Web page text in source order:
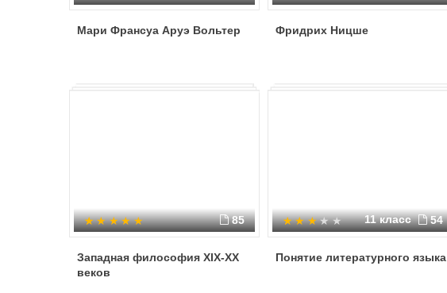
Мари Франсуа Аруэ Вольтер Фридрих Ницше
85
Западная философия XIX-XX
веков
11 класс 54
Понятие литературного языка